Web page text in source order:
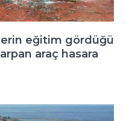
eğitim gördüğü
araç hasara